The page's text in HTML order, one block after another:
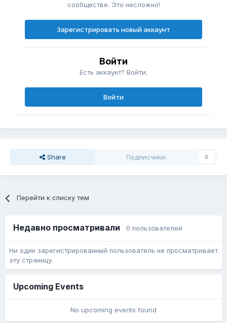
сообществе. Это несложно!
Зарегистрировать новый аккаунт
Войти
Есть аккаунт? Войти.
Войти
Share Подписчики 0
Перейти к списку тем
Недавно просматривали 0 пользователей
Ни один зарегистрированный пользователь не просматривает
эту страницу.
Upcoming Events
No upcoming events found